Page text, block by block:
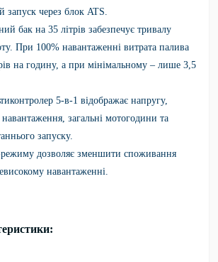
запуск через блок ATS.
бак на 35 літрів забезпечує тривалу
При 100% навантаженні витрата палива
на годину, а при мінімальному – лише 3,5
5-в-1 відображає напругу,
навантаження, загальні мотогодини та
запуску.
режиму дозволяє зменшити споживання
навантаженні.